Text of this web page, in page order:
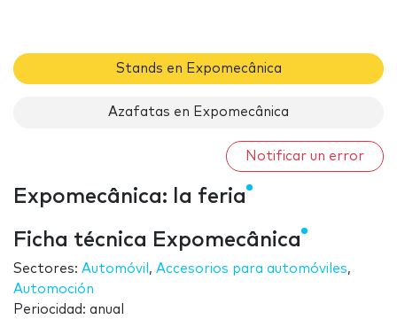
Stands en Expomecânica
Azafatas en Expomecânica
Notificar un error
Expomecânica: la feria
Ficha técnica Expomecânica
Sectores: Automóvil , Accesorios para automóviles,
Automoción
Periocidad: anual